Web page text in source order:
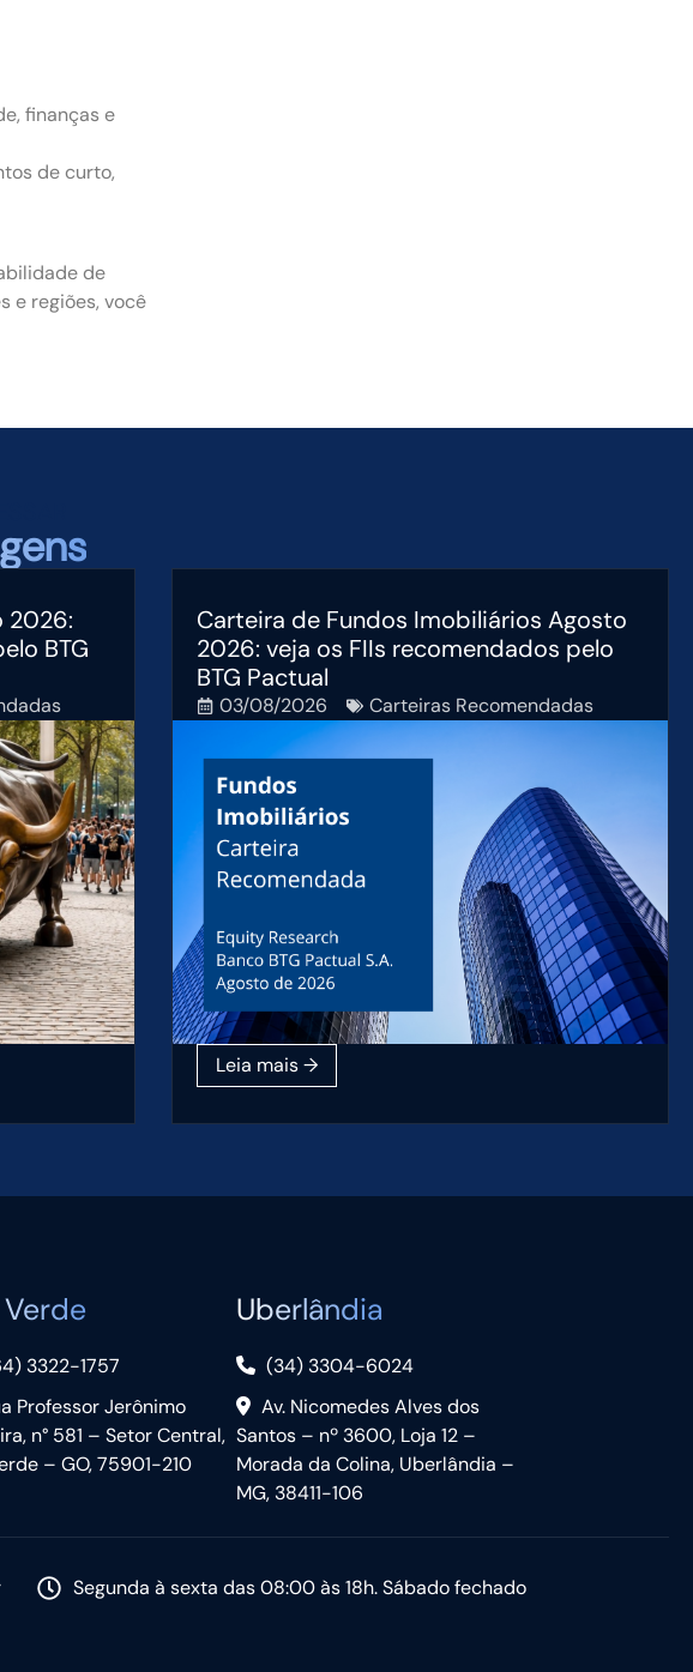
finanças e
de curto,
de
e regiões, você
2026:
BTG
Carteira de Fundos Imobiliários Agosto
2026: veja os FIIs recomendados pelo
BTG Pactual
03/08/2026 Carteiras Recomendadas
3322-1757
Professor Jerônimo
n° 581 – Setor Central,
– GO, 75901-210
Uberlândia
(34) 3304-6024
Av. Nicomedes Alves dos
Santos – nº 3600, Loja 12 –
Morada da Colina, Uberlândia –
MG, 38411-106
Segunda à sexta das 08:00 às 18h. Sábado fechado